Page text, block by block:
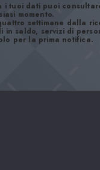
i tuoi dati puoi
momento.
settimane dalla
in saldo, servizi di
per la prima notifica.